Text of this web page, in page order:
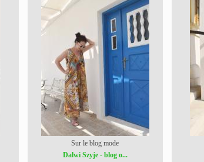
Sur le blog mode
Dalwi Szyje - blog o...